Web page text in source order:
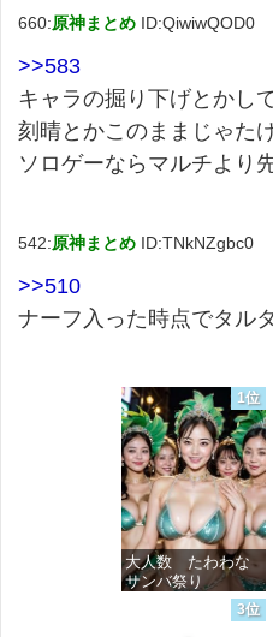
660:原神まとめ ID:QiwiwQOD0
>>583
キャラの掘り下げとかし
刻晴とかこのままじゃた
ソロゲーならマルチより
542:原神まとめ ID:TNkNZgbc0
>>510
ナーフ入った時点でタル
1位
大人数 たわわな
サンバ祭り
価格：¥99
3位